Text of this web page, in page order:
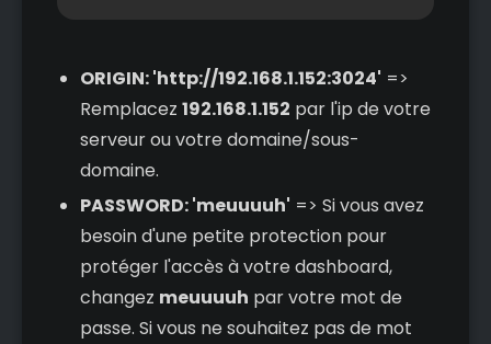
ORIGIN: 'http://192.168.1.152:3024' =>
Remplacez 192.168.1.152 par l'ip de votre
serveur ou votre domaine/sous-
domaine.
PASSWORD: 'meuuuuh' => Si vous avez
besoin d'une petite protection pour
protéger l'accès à votre dashboard,
changez meuuuuh par votre mot de
passe. Si vous ne souhaitez pas de mot